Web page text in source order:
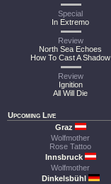
Special
In Extremo
Review
North Sea Echoes
How To Cast A Shadow
Review
Ignition
All Will Die
Upcoming Live
Graz
Wolfmother
Rose Tattoo
Innsbruck
Wolfmother
Dinkelsbühl